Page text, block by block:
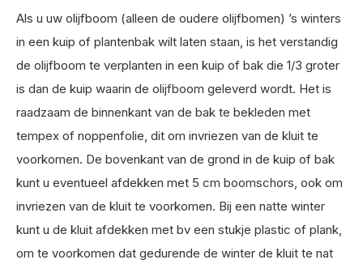
Als u uw olijfboom (alleen de oudere olijfbomen) ’s winters
in een kuip of plantenbak wilt laten staan, is het verstandig
de olijfboom te verplanten in een kuip of bak die 1/3 groter
is dan de kuip waarin de olijfboom geleverd wordt. Het is
raadzaam de binnenkant van de bak te bekleden met
tempex of noppenfolie, dit om invriezen van de kluit te
voorkomen. De bovenkant van de grond in de kuip of bak
kunt u eventueel afdekken met 5 cm boomschors, ook om
invriezen van de kluit te voorkomen. Bij een natte winter
kunt u de kluit afdekken met bv een stukje plastic of plank,
om te voorkomen dat gedurende de winter de kluit te nat